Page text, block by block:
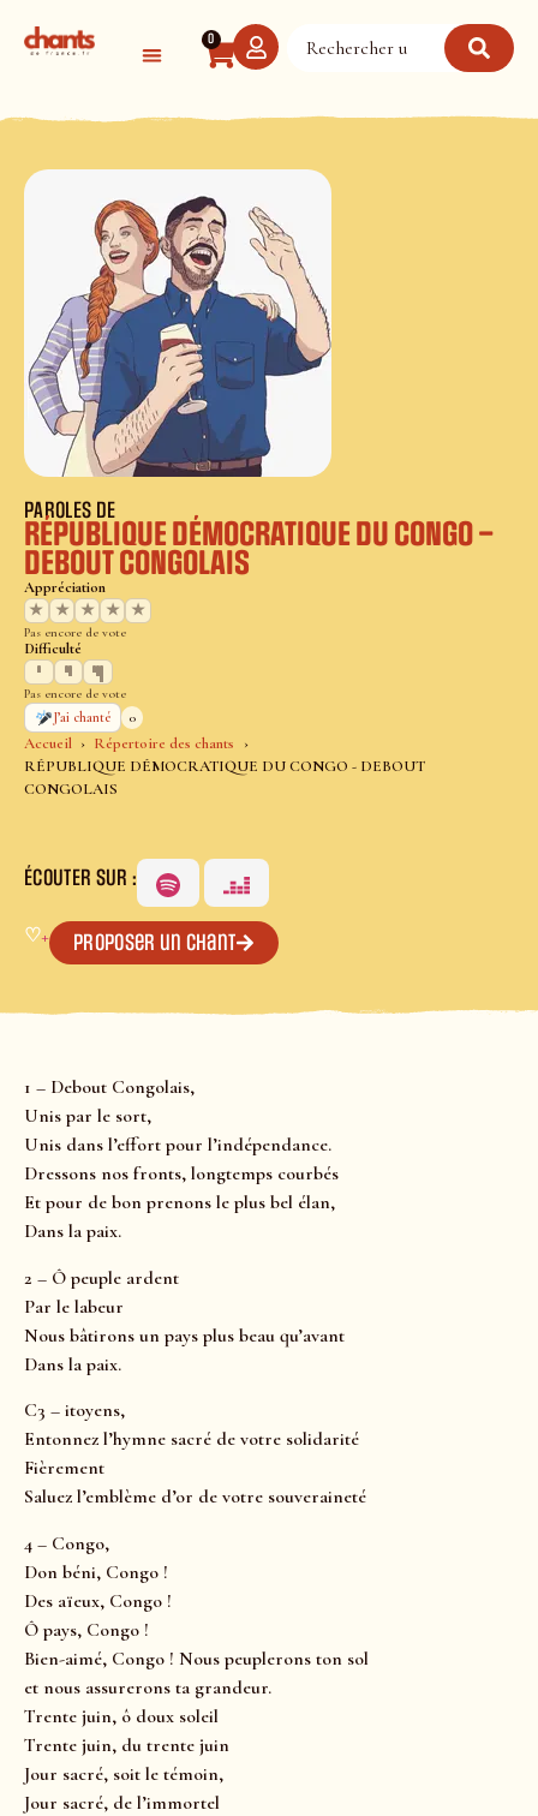
0
Accueil
Répertoire des chants
RÉPUBLIQUE DÉMOCRATIQUE DU CONGO - DEBOUT
CONGOLAIS
PAROLES DE
RÉPUBLIQUE DÉMOCRATIQUE DU CONGO –
DEBOUT CONGOLAIS
Appréciation
★
★ ★ ★ ★
Pas encore de vote
Difficulté
Pas encore de vote
J’ai chanté
0
ÉCOUTER SUR :
♡+ Proposer un chant
1 – Debout Congolais,
Unis par le sort,
Unis dans l’effort pour l’indépendance.
Dressons nos fronts, longtemps courbés
Et pour de bon prenons le plus bel élan,
Dans la paix.
2 – Ô peuple ardent
Par le labeur
Nous bâtirons un pays plus beau qu’avant
Dans la paix.
C3 – itoyens,
Entonnez l’hymne sacré de votre solidarité
Fièrement
Saluez l’emblème d’or de votre souveraineté
4 – Congo,
Don béni, Congo !
Des aïeux, Congo !
Ô pays, Congo !
Bien-aimé, Congo ! Nous peuplerons ton sol
et nous assurerons ta grandeur.
Trente juin, ô doux soleil
Trente juin, du trente juin
Jour sacré, soit le témoin,
Jour sacré, de l’immortel